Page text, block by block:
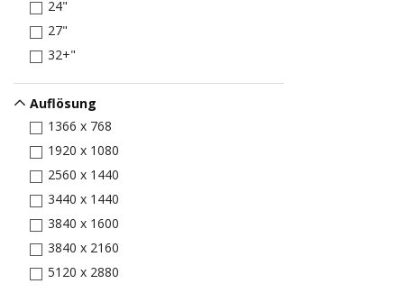
24"
27"
32+"
Auflösung
1366 x 768
1920 x 1080
2560 x 1440
3440 x 1440
3840 x 1600
3840 x 2160
5120 x 2880